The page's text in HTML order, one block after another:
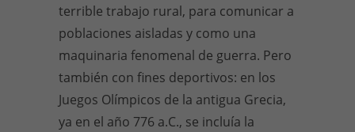
terrible trabajo rural, para comunicar a
poblaciones aisladas y como una
maquinaria fenomenal de guerra. Pero
también con fines deportivos: en los
Juegos Olímpicos de la antigua Grecia,
ya en el año 776 a.C., se incluía la